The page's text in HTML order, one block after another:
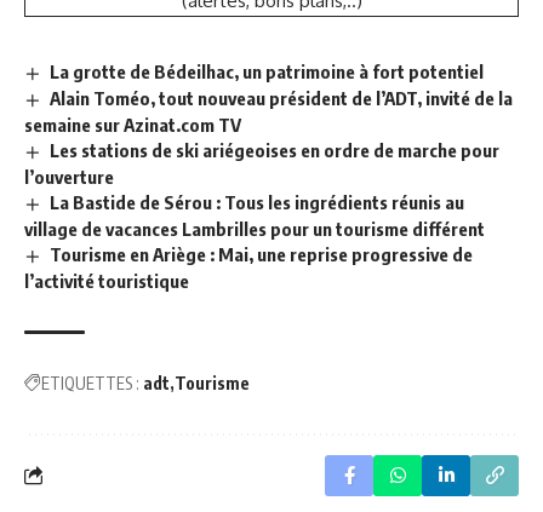
La grotte de Bédeilhac, un patrimoine à fort potentiel
Alain Toméo, tout nouveau président de l’ADT, invité de la
semaine sur Azinat.com TV
Les stations de ski ariégeoises en ordre de marche pour
l’ouverture
La Bastide de Sérou : Tous les ingrédients réunis au
village de vacances Lambrilles pour un tourisme différent
Tourisme en Ariège : Mai, une reprise progressive de
l’activité touristique
ETIQUETTES : adt Tourisme